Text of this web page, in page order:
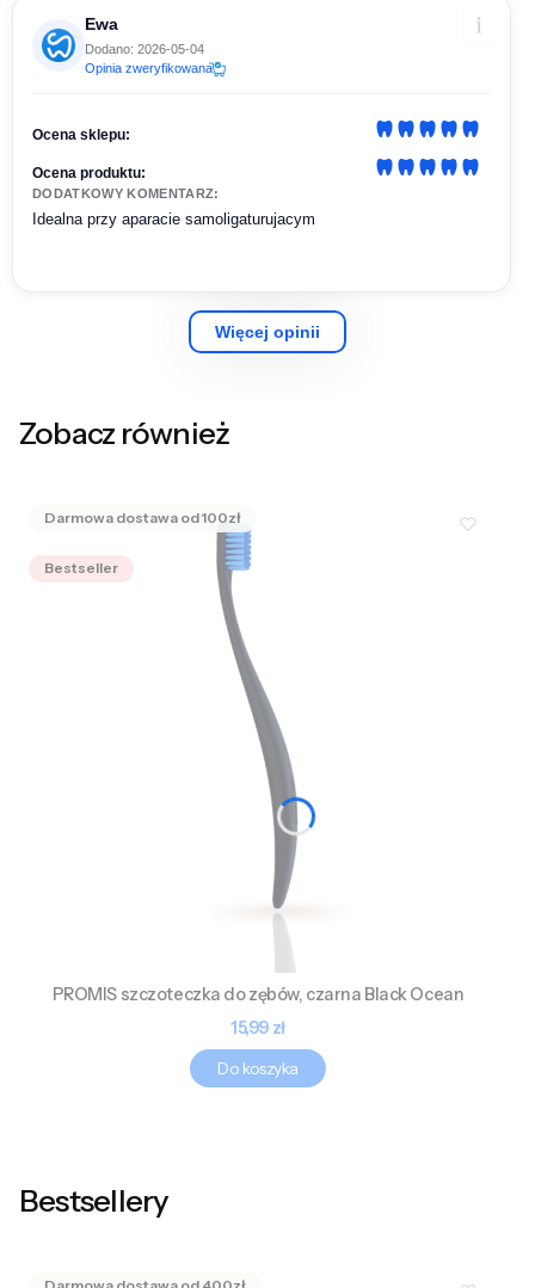
Ewa
Dodano: 2026-05-04
Opinia zweryfikowana
Ocena sklepu:
Ocena produktu:
DODATKOWY KOMENTARZ:
Idealna przy aparacie samoligaturujacym
Więcej opinii
Zobacz również
Bestseller
PROMIS szczoteczka do zębów, czarna Black Ocean
Cena
15,99 zł
Do koszyka
Bestsellery